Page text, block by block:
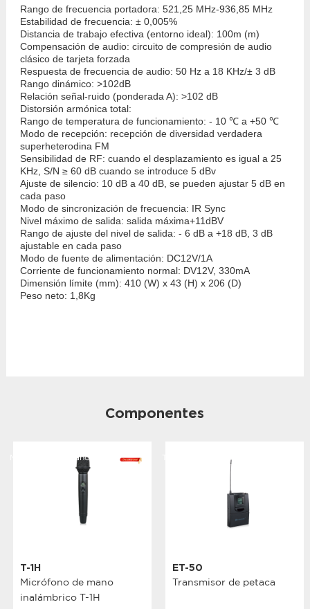
Rango de frecuencia portadora: 521,25 MHz-936,85 MHz
Estabilidad de frecuencia: ± 0,005%
Distancia de trabajo efectiva (entorno ideal): 100m (m)
Compensación de audio: circuito de compresión de audio
clásico de tarjeta forzada
Respuesta de frecuencia de audio: 50 Hz a 18 KHz/± 3 dB
Rango dinámico: >102dB
Relación señal-ruido (ponderada A): >102 dB
Distorsión armónica total:
Rango de temperatura de funcionamiento: - 10 ℃ a +50 ℃
Modo de recepción: recepción de diversidad verdadera
superheterodina FM
Sensibilidad de RF: cuando el desplazamiento es igual a 25
KHz, S/N ≥ 60 dB cuando se introduce 5 dBv
Ajuste de silencio: 10 dB a 40 dB, se pueden ajustar 5 dB en
cada paso
Modo de sincronización de frecuencia: IR Sync
Nivel máximo de salida: salida máxima+11dBV
Rango de ajuste del nivel de salida: - 6 dB a +18 dB, 3 dB
ajustable en cada paso
Modo de fuente de alimentación: DC12V/1A
Corriente de funcionamiento normal: DV12V, 330mA
Dimensión límite (mm): 410 (W) x 43 (H) x 206 (D)
Peso neto: 1,8Kg
Componentes
T-1H
Micrófono de mano
inalámbrico T-1H
Micrófono de mano
ET-50
Transmisor de petaca
Transmisor de petaca